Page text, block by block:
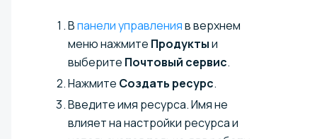
Впанели управленияв верхнем
меню нажмите Продуктыи
выберите Почтовый сервис.
Нажмите Создать ресурс.
Введите имя ресурса. Имя не
влияет на настройки ресурса и